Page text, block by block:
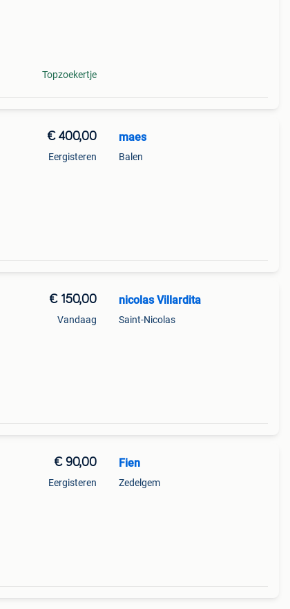
Topzoekertje
€ 400,00
Eergisteren
maes
Balen
€ 150,00
Vandaag
nicolas Villardita
Saint-Nicolas
€ 90,00
Eergisteren
Fien
Zedelgem